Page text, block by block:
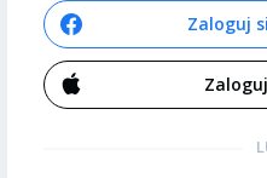
Zaloguj